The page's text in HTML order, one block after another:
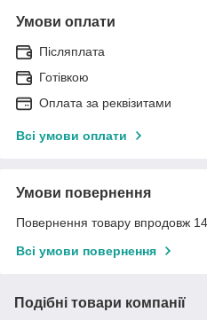
Умови оплати
Післяплата
Готівкою
Оплата за реквізитами
Всі умови оплати
Умови повернення
Повернення товару впродовж
Всі умови повернення
Подібні товари компанії